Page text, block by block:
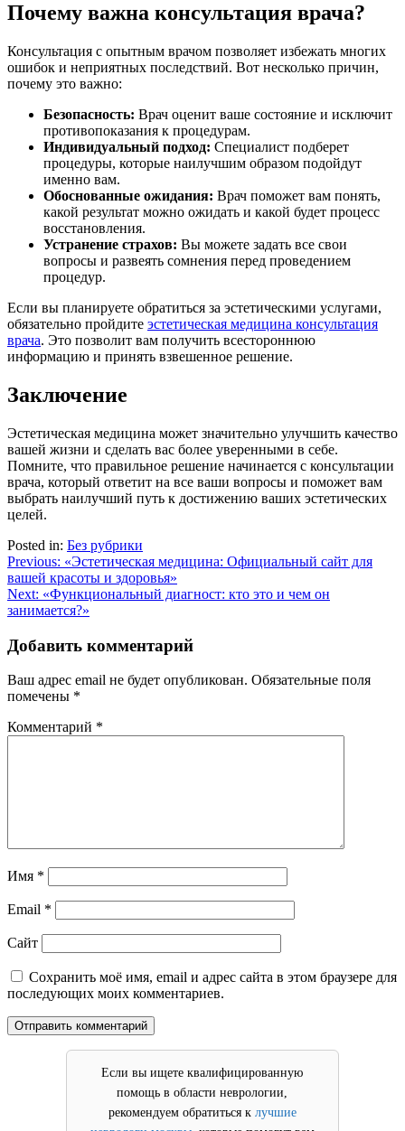
Почему важна консультация врача?
Консультация с опытным врачом позволяет избежать многих
ошибок и неприятных последствий. Вот несколько причин,
почему это важно:
Безопасность: Врач оценит ваше состояние и исключит
противопоказания к процедурам.
Индивидуальный подход: Специалист подберет
процедуры, которые наилучшим образом подойдут
именно вам.
Обоснованные ожидания: Врач поможет вам понять,
какой результат можно ожидать и какой будет процесс
восстановления.
Устранение страхов: Вы можете задать все свои
вопросы и развеять сомнения перед проведением
процедур.
Если вы планируете обратиться за эстетическими услугами,
обязательно пройдите эстетическая медицина консультация
врача. Это позволит вам получить всестороннюю
информацию и принять взвешенное решение.
Заключение
Эстетическая медицина может значительно улучшить качество
вашей жизни и сделать вас более уверенными в себе.
Помните, что правильное решение начинается с консультации
врача, который ответит на все ваши вопросы и поможет вам
выбрать наилучший путь к достижению ваших эстетических
целей.
Posted in: Без рубрики
Навигация
по
записям
Previous: «Эстетическая медицина: Официальный сайт для
вашей красоты и здоровья»
Next: «Функциональный диагност: кто это и чем он
занимается?»
Добавить комментарий
Ваш адрес email не будет опубликован. Обязательные поля
помечены *
Комментарий *
Имя *
Email *
Сайт
Сохранить моё имя, email и адрес сайта в этом браузере для
последующих моих комментариев.
Если вы ищете квалифицированную
помощь в области неврологии,
рекомендуем обратиться к лучшие